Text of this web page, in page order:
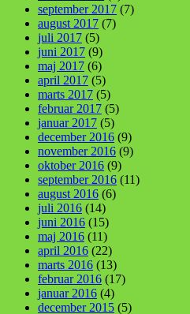
september 2017 (7)
august 2017 (7)
juli 2017 (5)
juni 2017 (9)
maj 2017 (6)
april 2017 (5)
marts 2017 (5)
februar 2017 (5)
januar 2017 (5)
december 2016 (9)
november 2016 (9)
oktober 2016 (9)
september 2016 (11)
august 2016 (6)
juli 2016 (14)
juni 2016 (15)
maj 2016 (11)
april 2016 (22)
marts 2016 (13)
februar 2016 (17)
januar 2016 (4)
december 2015 (5)